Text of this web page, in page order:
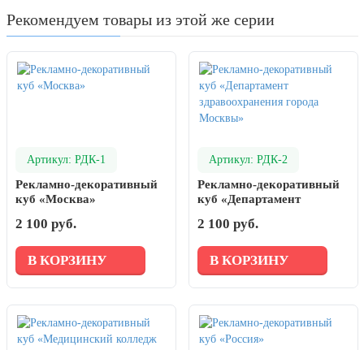
Рекомендуем товары из этой же серии
Артикул: РДК-1
Рекламно-декоративный
куб «Москва»
2 100 руб.
В КОРЗИНУ
Артикул: РДК-2
Рекламно-декоративный
куб «Департамент
Москвы»
2 100 руб.
В КОРЗИНУ